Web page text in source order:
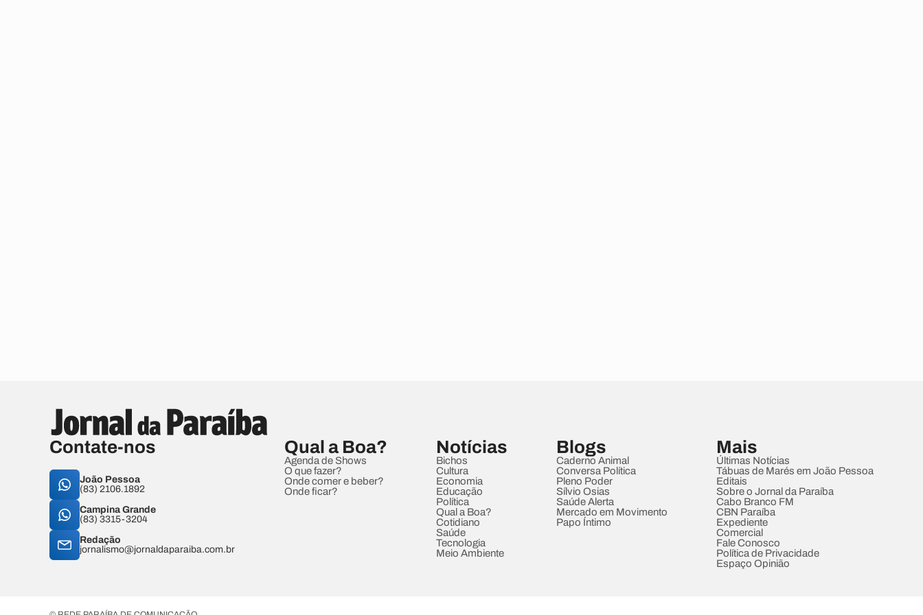
Contate-nos
João Pessoa
(83) 2106.1892
Campina Grande
(83) 3315-3204
Redação
jornalismo@jornaldaparaiba.com.br
Qual a Boa?
Agenda de Shows
O que fazer?
Onde comer e beber?
Onde ficar?
Notícias
Bichos
Cultura
Economia
Educação
Política
Qual a Boa?
Cotidiano
Saúde
Tecnologia
Meio Ambiente
Blogs
Caderno Animal
Conversa Política
Pleno Poder
Sílvio Osias
Saúde Alerta
Mercado em Movimento
Papo Íntimo
Mais
Últimas Notícias
Tábuas de Marés em João Pessoa
Editais
Sobre o Jornal da Paraíba
Cabo Branco FM
CBN Paraíba
Expediente
Comercial
Fale Conosco
Política de Privacidade
Espaço Opinião